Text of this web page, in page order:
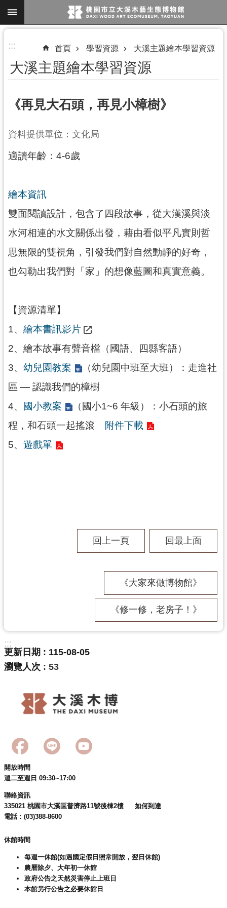
跳到主要內容區塊
搜
尋
參
資
展
覽
便
民
服
務
活
研
究
學
資
源
認
識
木
創
商
品
站
導
市
信
箱
園
::: 首頁 學習資源 大溪主題繪本學習資源
大溪主題繪本學習資源
《再見大石頭，再見小樟樹》
資料提供單位：文化局
適讀年齡：4-6歲
繪本資訊
雙面閱讀設計，包含了四段故事，從大漢溪與淡
水河相連的水文關係出發，藉由看似平凡實則哲
思無限的雙視角，引發我們對自然動靜的好奇，
也勾勒出我們對「家」的想像藍圖和真實意義。
【資源清單】
1、 繪本書訊影片
2、繪本故事有聲音檔（國語、四縣客語）
3、 幼兒園教案
（幼兒園中班至大班）：走進社
區 — 認識我們的樟樹
4、 國小教案
（國小1~6 年級）：小石頭的旅
程，和石頭一起搖滾 附件下載
5、 遊戲單
回上一頁 回最上面
《大家來做博物館》
《修一修，老房子！》
:::
更新日期
115-08-05
瀏覽人次
53
開放時間
週二至週日 09:30~17:00
聯絡資訊
335021 桃園市大溪區普濟路11號後棟2樓
如何到達
電話：(03)388-8600
休館時間
每週一休館(如遇國定假日照常開放，翌日休館)
農曆除夕、大年初一休館
政府公告之天然災害停止上班日
本館另行公告之必要休館日